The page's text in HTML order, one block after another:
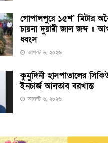
গোপালপুরে ১৫শ’ মিটার
চায়না দুয়ারী জাল জব্দ ॥
ধ্বংস
আগস্ট ৬, ২০২৬
কুমুদিনী হাসপাতালের
ইনচার্জ আলতাব বরখাস্ত
আগস্ট ৬, ২০২৬